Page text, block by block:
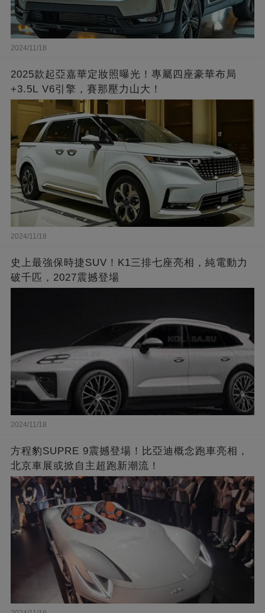
2024/11/18
2025款起亞嘉華定妝照曝光！專屬四座豪華布局
+3.5L V6引擎，賽那壓力山大！
2024/11/18
史上最強保時捷SUV！K1三排七座亮相，純電動力
破千匹，2027震撼登場
2024/11/18
方程豹SUPRE 9震撼登場！比亞迪概念跑車亮相，
北京車展或掀自主超跑新潮流！